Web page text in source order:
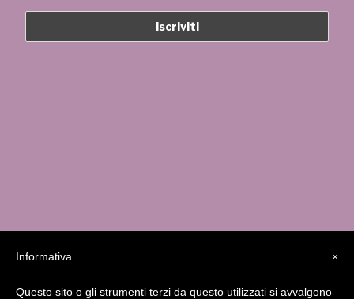
Studio MedicaFutura Via Serassi 13/a – 24124
×
Informativa
Questo sito o gli strumenti terzi da questo utilizzati si avvalgono